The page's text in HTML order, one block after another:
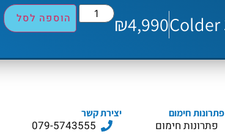
₪4,990 הוספה לסל
פתרונות חימום
פתרונות חימום
יצירת קשר
079-5743555